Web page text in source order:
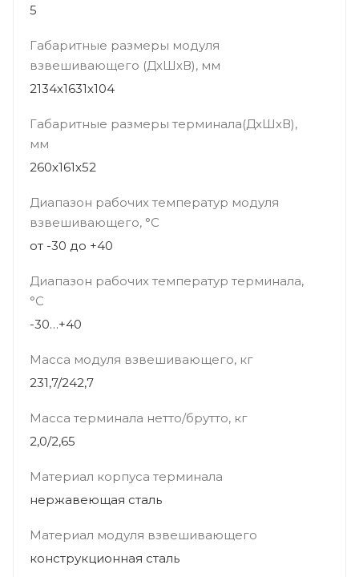
5
Габаритные размеры модуля
взвешивающего (ДхШхВ), мм
2134х1631х104
Габаритные размеры терминала(ДхШхВ),
мм
260х161х52
Диапазон рабочих температур модуля
взвешивающего, °С
от -30 до +40
Диапазон рабочих температур терминала,
°С
-30…+40
Масса модуля взвешивающего, кг
231,7/242,7
Масса терминала нетто/брутто, кг
2,0/2,65
Материал корпуса терминала
нержавеющая сталь
Материал модуля взвешивающего
конструкционная сталь